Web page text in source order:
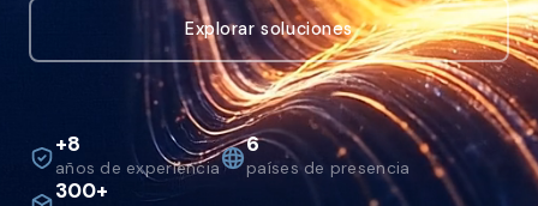
Explorar soluciones
+8
años de experiencia
6
países de presencia
300+